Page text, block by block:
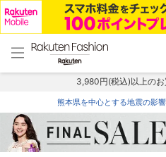
menu home
トップ
3,980円(税込)以上のお
熊本県を中心とする地震の影